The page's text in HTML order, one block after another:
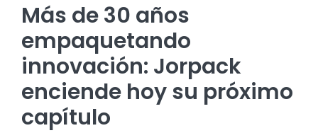
Más de 30 años
empaquetando
innovación: Jorpack
enciende hoy su próximo
capítulo